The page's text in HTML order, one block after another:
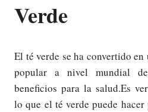
Verde
El té verde se ha convertido en
popular a nivel mundial
beneficios para la salud.Es
lo que el té verde puede